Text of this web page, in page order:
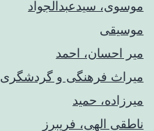
موسوی، سیدعبدالجواد
موسیقی
میر احسان، احمد
میراث فرهنگی و گردشگری
میرزاده، حمید
ناطقی الهی، فریبرز